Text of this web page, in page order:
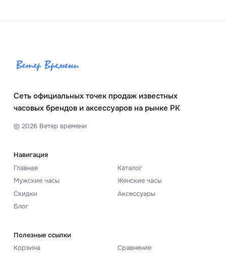
Сеть официальных точек продаж известных
часовых брендов и аксессуаров на рынке РК
© 2026Ветер времени
Навигация
Главная
Каталог
Мужские часы
Женские часы
Скидки
Аксессуары
Блог
Полезные ссылки
Корзина
Сравнение